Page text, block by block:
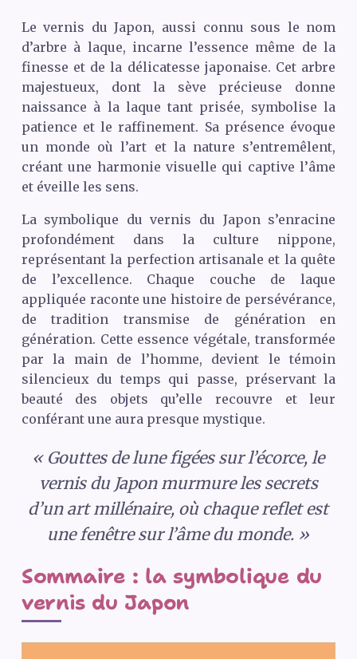
Le vernis du Japon, aussi connu sous le nom
d’arbre à laque, incarne l’essence même de la
finesse et de la délicatesse japonaise. Cet arbre
majestueux, dont la sève précieuse donne
naissance à la laque tant prisée, symbolise la
patience et le raffinement. Sa présence évoque
un monde où l’art et la nature s’entremêlent,
créant une harmonie visuelle qui captive l’âme
et éveille les sens.
La symbolique du vernis du Japon s’enracine
profondément dans la culture nippone,
représentant la perfection artisanale et la quête
de l’excellence. Chaque couche de laque
appliquée raconte une histoire de persévérance,
de tradition transmise de génération en
génération. Cette essence végétale, transformée
par la main de l’homme, devient le témoin
silencieux du temps qui passe, préservant la
beauté des objets qu’elle recouvre et leur
conférant une aura presque mystique.
« Gouttes de lune figées sur l’écorce, le
vernis du Japon murmure les secrets
d’un art millénaire, où chaque reflet est
une fenêtre sur l’âme du monde. »
Sommaire : la symbolique du
vernis du Japon